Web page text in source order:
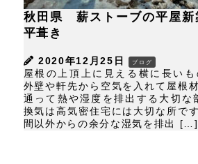
秋田県 薪ストーブの平屋
平葺き
2020年12月25日 ブログ
屋根の上頂上に見える横に長いも
外壁や軒先から空気を入れて屋根
通って熱や湿度を排出する大切な
換気は高気密住宅には大切な所で
間以外からの余分な湿気を排出 […]